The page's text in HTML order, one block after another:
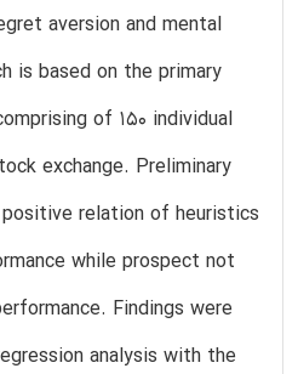
aversion and mental
is based on the primary
of 150 individual
exchange. Preliminary
relation of heuristics
while prospect not
Findings were
analysis with the